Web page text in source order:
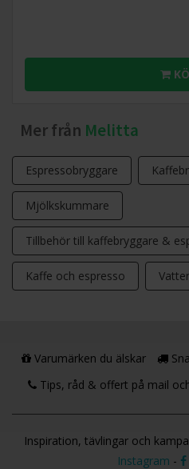
Mer från Melitta
Espressobryggare
Mjölkskummare
Tillbehör till kaffebryggare &
Kaffe och espresso
Varumärken du älskar
Tips, råd & offert på mail
Inspiration, tävlingar och
Instagram -